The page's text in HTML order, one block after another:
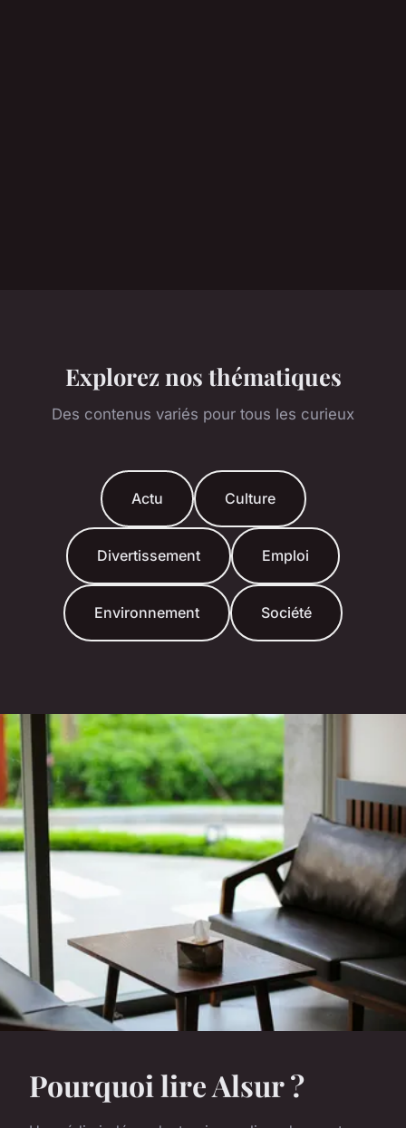
Explorez nos thématiques
Des contenus variés pour tous les curieux
Actu Culture
Divertissement Emploi
Environnement Société
Pourquoi lire Alsur ?